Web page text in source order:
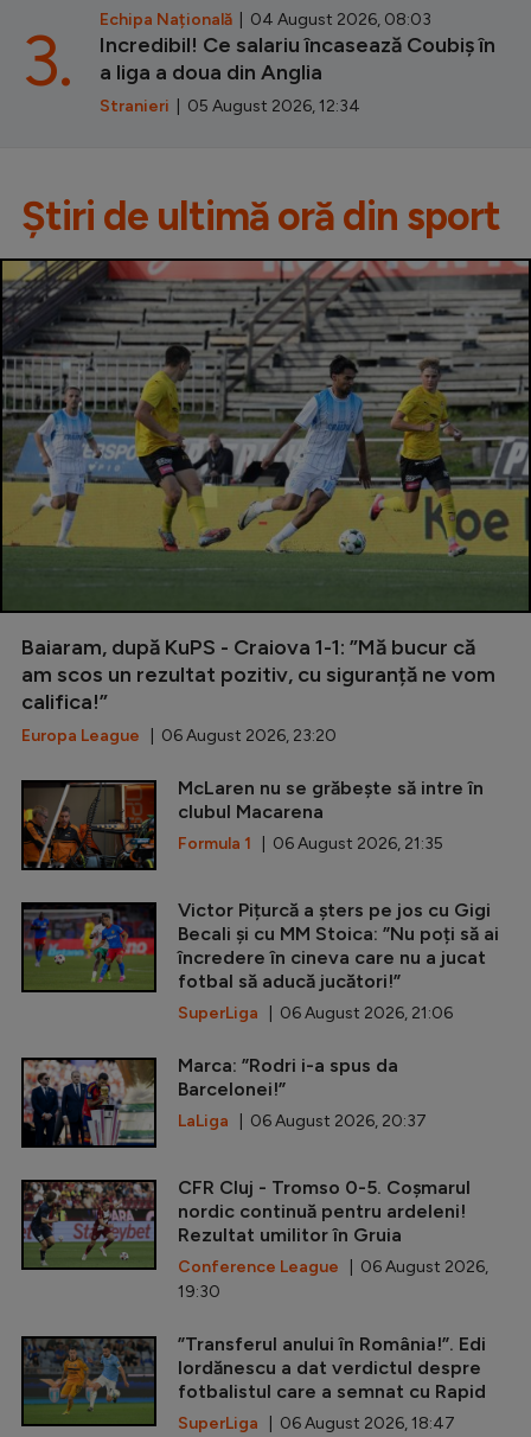
Echipa Națională | 04 August 2026, 08:03
Incredibil! Ce salariu încasează Coubiș în
a liga a doua din Anglia
Stranieri | 05 August 2026, 12:34
3.
Știri de ultimă oră din sport
Baiaram, după KuPS - Craiova 1-1: ”Mă bucur că
am scos un rezultat pozitiv, cu siguranță ne vom
califica!”
Europa League | 06 August 2026, 23:20
McLaren nu se grăbește să intre în
clubul Macarena
Formula 1 | 06 August 2026, 21:35
Victor Pițurcă a șters pe jos cu Gigi
Becali și cu MM Stoica: ”Nu poți să ai
încredere în cineva care nu a jucat
fotbal să aducă jucători!”
SuperLiga | 06 August 2026, 21:06
Marca: ”Rodri i-a spus da
Barcelonei!”
LaLiga | 06 August 2026, 20:37
CFR Cluj - Tromso 0-5. Coșmarul
nordic continuă pentru ardeleni!
Rezultat umilitor în Gruia
Conference League | 06 August 2026,
19:30
”Transferul anului în România!”. Edi
Iordănescu a dat verdictul despre
fotbalistul care a semnat cu Rapid
SuperLiga | 06 August 2026, 18:47